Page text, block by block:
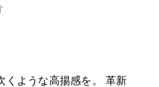
くような高揚感を。 革新